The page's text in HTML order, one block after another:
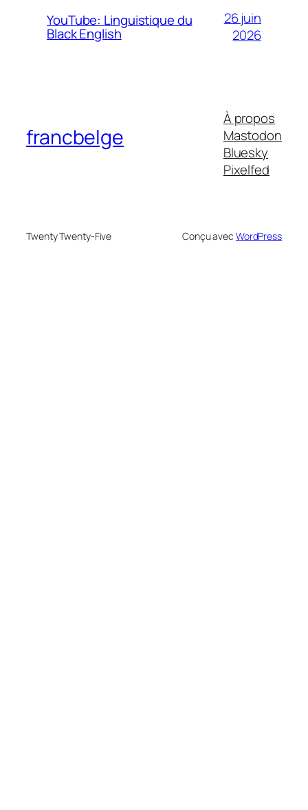
YouTube: Linguistique du
Black English
26 juin
2026
francbelge
À propos
Mastodon
Bluesky
Pixelfed
Twenty Twenty-Five Conçu avec WordPress